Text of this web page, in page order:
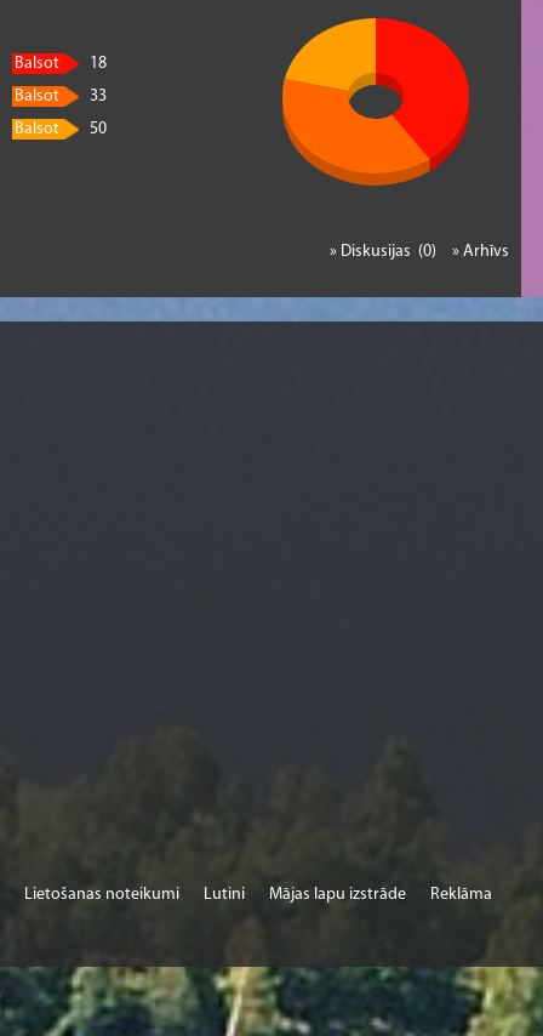
Balsot
18
Balsot
33
Balsot
50
» Arhīvs
» Diskusijas (0)
Lietošanas noteikumi Lutini Mājas lapu izstrāde Reklāma